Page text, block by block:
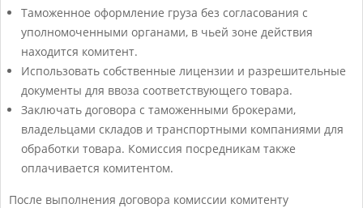
Таможенное оформление груза без согласования с
уполномоченными органами, в чьей зоне действия
находится комитент.
Использовать собственные лицензии и разрешительные
документы для ввоза соответствующего товара.
Заключать договора с таможенными брокерами,
владельцами складов и транспортными компаниями для
обработки товара. Комиссия посредникам также
оплачивается комитентом.
После выполнения договора комиссии комитенту